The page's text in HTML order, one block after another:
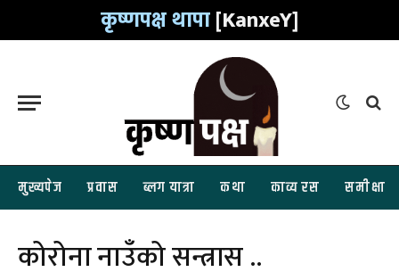
कृष्णपक्ष थापा[KanxeY]
मुख्यपेज प्रवास ब्लग यात्रा कथा काव्य रस समीक्षा
कोरोना नाउँको सन्त्रास ..